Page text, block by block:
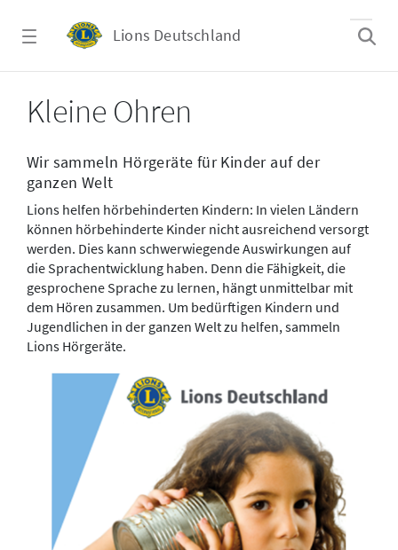
Lions Deutschland
Kleine Ohren
Wir sammeln Hörgeräte für Kinder auf der
ganzen Welt
Lions helfen hörbehinderten Kindern: In vielen Ländern
können hörbehinderte Kinder nicht ausreichend versorgt
werden. Dies kann schwerwiegende Auswirkungen auf
die Sprachentwicklung haben. Denn die Fähigkeit, die
gesprochene Sprache zu lernen, hängt unmittelbar mit
dem Hören zusammen. Um bedürftigen Kindern und
Jugendlichen in der ganzen Welt zu helfen, sammeln
Lions Hörgeräte.